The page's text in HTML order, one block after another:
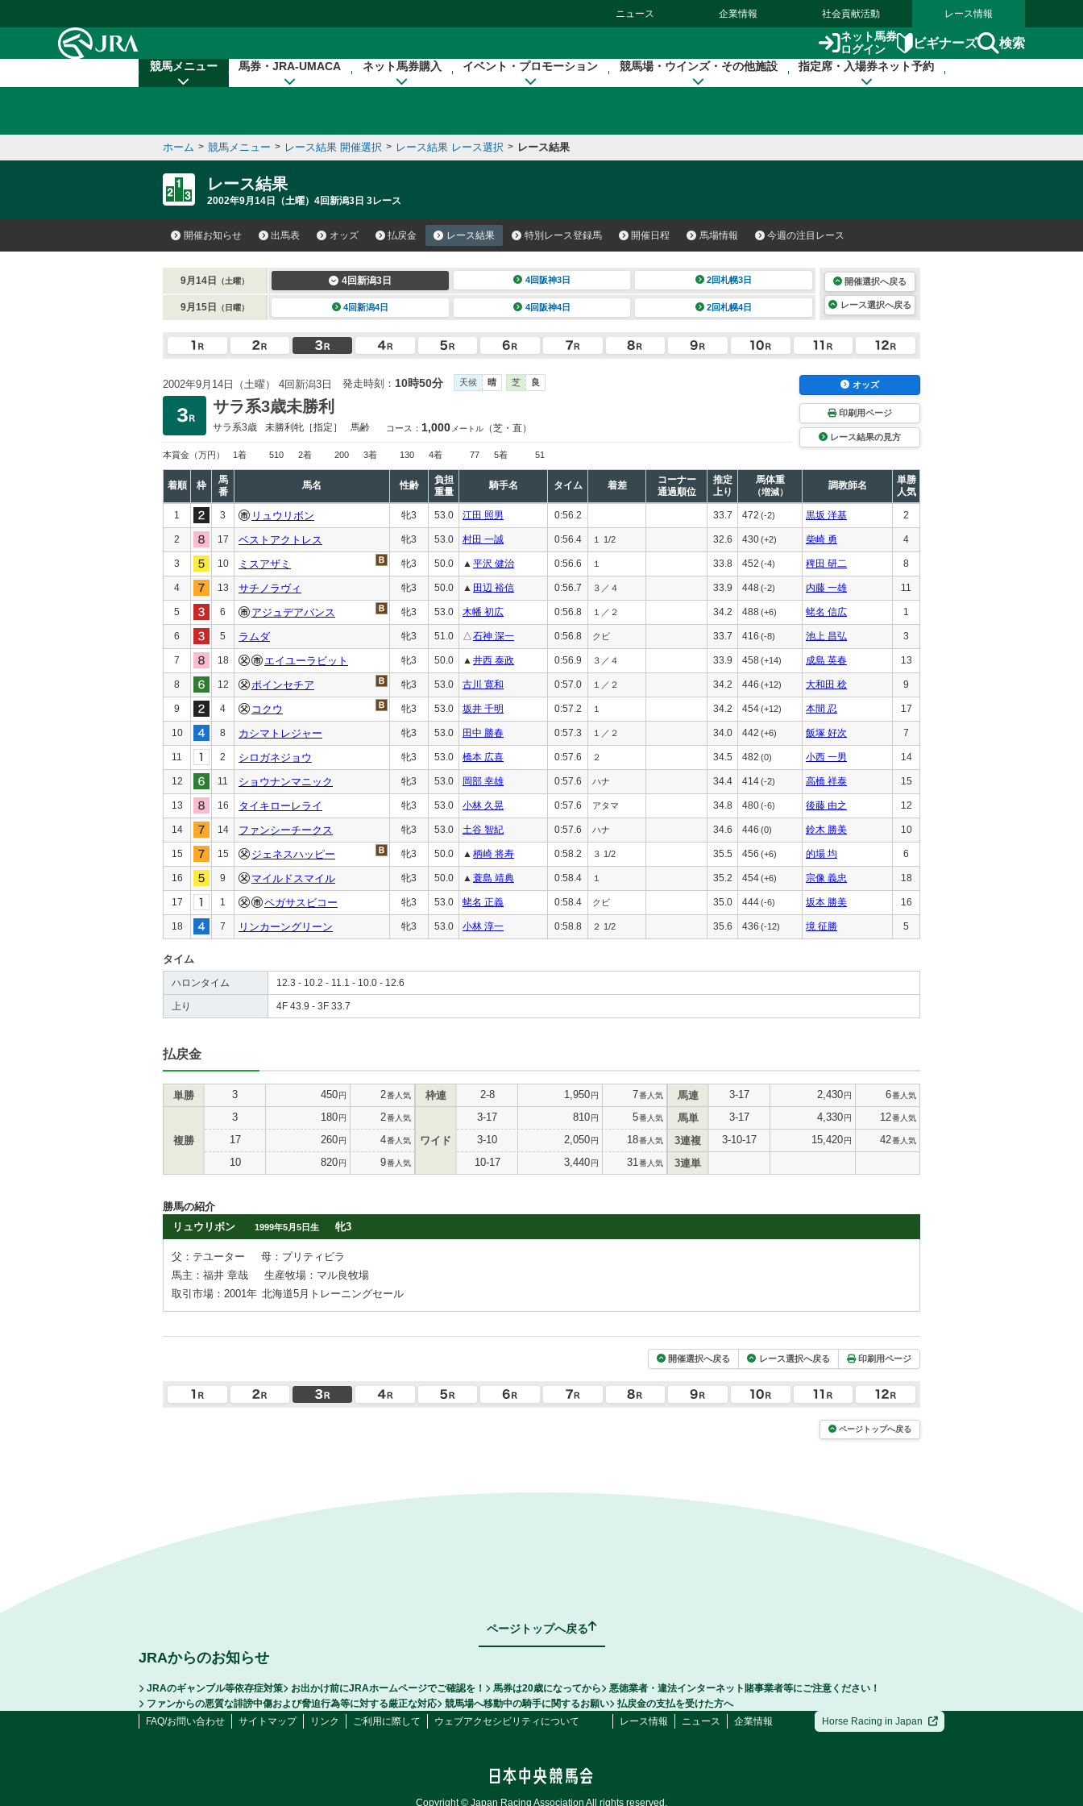
ニュース 企業情報 社会貢献活動 レース情報
ネット馬券
ログイン
ビギナーズ 検索
競馬メニュー 馬券・JRA-UMACA ネット馬券購入 イベント・プロモーション 競馬場・ウインズ・その他施設 指定席・入場券ネット予約
ホーム > 競馬メニュー > レース結果 開催選択 > レース結果 レース選択 > レース結果
レース結果
2002年9月14日（土曜）4回新潟3日 3レース
開催お知らせ 出馬表 オッズ 払戻金 レース結果 特別レース登録馬 開催日程 馬場情報 今週の注目レース
9月14日 （土曜） 4回新潟3日 4回阪神3日 2回札幌3日
9月15日 （日曜） 4回新潟4日 4回阪神4日 2回札幌4日
開催選択へ戻る
レース選択へ戻る
2002年9月14日（土曜） 4回新潟3日 発走時刻： 10時50分 天候 晴 芝 良
サラ系3歳未勝利
サラ系3歳 未勝利牝［指定］ 馬齢 コース： 1,000 メートル （芝・直）
本賞金 （万円） 1着 510 2着 200 3着 130 4着 77 5着 51
オッズ
印刷用ページ
レース結果の見方
着順 枠
馬
番
馬名 性齢
負担
重量
騎手名 タイム 着差
コーナー
通過順位
推定
上り
馬体重
（増減）
調教師名
単勝
人気
1 3 リュウリボン 牝3 53.0 江田 照男 0:56.2 33.7 472 (-2) 黒坂 洋基 2
2 17 ベストアクトレス 牝3 53.0 村田 一誠 0:56.4 １ 1/2 32.6 430(+2) 柴崎 勇 4
3 10 ミスアザミ 牝3 50.0 ▲ 平沢 健治 0:56.6 １ 33.8 452 (-4) 稗田 研二 8
4 13 サチノラヴィ 牝3 50.0 ▲ 田辺 裕信 0:56.7 ３／４ 33.9 448 (-2) 内藤 一雄 11
5 6 アジュデアバンス 牝3 53.0 木幡 初広 0:56.8 １／２ 34.2 488(+6) 蛯名 信広 1
6 5 ラムダ 牝3 51.0 △石神 深一 0:56.8 クビ 33.7 416 (-8) 池上 昌弘 3
7 18 エイユーラビット 牝3 50.0 ▲ 井西 泰政 0:56.9 ３／４ 33.9 458(+14) 成島 英春 13
8 12 ポインセチア 牝3 53.0 古川 寛和 0:57.0 １／２ 34.2 446 (+12) 大和田 稔 9
9 4 コクウ 牝3 53.0 坂井 千明 0:57.2 １ 34.2 454(+12) 本間 忍 17
10 8 カシマトレジャー 牝3 53.0 田中 勝春 0:57.3 １／２ 34.0 442 (+6) 飯塚 好次 7
11 2 シロガネジョウ 牝3 53.0 橋本 広喜 0:57.6 ２ 34.5 482 (0) 小西 一男 14
12 11 ショウナンマニック 牝3 53.0 岡部 幸雄 0:57.6 ハナ 34.4 414(-2) 高橋 祥泰 15
13 16 タイキローレライ 牝3 53.0 小林 久晃 0:57.6 アタマ 34.8 480(-6) 後藤 由之 12
14 14 ファンシーチークス 牝3 53.0 土谷 智紀 0:57.6 ハナ 34.6 446 (0) 鈴木 勝美 10
15 15 ジェネスハッピー 牝3 50.0 ▲ 柄崎 将寿 0:58.2 ３ 1/2 35.5 456 (+6) 的場 均 6
16 9 マイルドスマイル 牝3 50.0 ▲ 蓑島 靖典 0:58.4 １ 35.2 454(+6) 宗像 義忠 18
17 1 ペガサスビコー 牝3 53.0 蛯名 正義 0:58.4 クビ 35.0 444(-6) 坂本 勝美 16
18 7 リンカーングリーン 牝3 53.0 小林 淳一 0:58.8 ２ 1/2 35.6 436 (-12) 境 征勝 5
タイム
ハロンタイム 12.3 - 10.2 - 11.1 - 10.0 - 12.6
上り 4F 43.9 - 3F 33.7
払戻金
単勝 3 450円 2番人気
複勝
3 180円 2番人気
17 260円 4番人気
10 820円 9番人気
枠連 2-8 1,950円 7番人気
ワイド
3-17 810円 5番人気
3-10 2,050円 18番人気
10-17 3,440円 31 番人気
馬連 3-17 2,430円 6番人気
馬単 3-17 4,330円 12番人気
3連複 3-10-17 15,420円 42番人気
3連単
勝馬の紹介
リュウリボン
1999年5月5日生 牝3
父：テユーター
母：プリティビラ
馬主：福井 章哉
生産牧場：マル良牧場
取引市場：2001年 北海道5月トレーニングセール
開催選択へ戻る レース選択へ戻る 印刷用ページ
ページトップへ戻る
ページトップへ戻る
JRAからのお知らせ
JRAのギャンブル等依存症対策 お出かけ前にJRAホームページでご確認を！ 馬券は20歳になってから
悪徳業者・違法インターネット賭事業者等にご注意ください！
ファンからの悪質な誹謗中傷および脅迫行為等に対する厳正な対応
競馬場へ移動中の騎手に関するお願い
払戻金の支払を受けた方へ
FAQ/お問い合わせ
サイトマップ リンク ご利用に際して ウェブアクセシビリティについて レース情報 ニュース 企業情報 Horse Racing in Japan
Copyright © Japan Racing Association All rights reserved.